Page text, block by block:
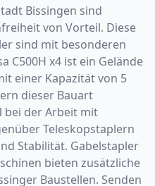
Bissingen sind
von Vorteil. Diese
sind mit besonderen
C500H x4 ist ein Gelände
einer Kapazität von 5
dieser Bauart
bei der Arbeit mit
Teleskopstaplern
Stabilität. Gabelstapler
bieten zusätzliche
Baustellen. Senden